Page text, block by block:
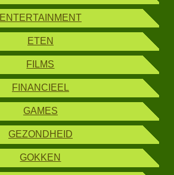
ENTERTAINMENT
ETEN
FILMS
FINANCIEEL
GAMES
GEZONDHEID
GOKKEN